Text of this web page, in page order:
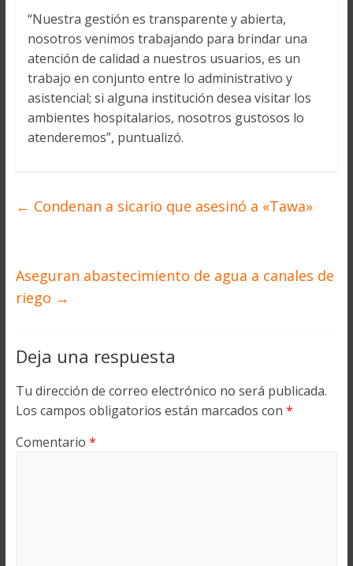
“Nuestra gestión es transparente y abierta,
nosotros venimos trabajando para brindar una
atención de calidad a nuestros usuarios, es un
trabajo en conjunto entre lo administrativo y
asistencial; si alguna institución desea visitar los
ambientes hospitalarios, nosotros gustosos lo
atenderemos”, puntualizó.
← Condenan a sicario que asesinó a «Tawa»
Aseguran abastecimiento de agua a canales de
riego →
Deja una respuesta
Tu dirección de correo electrónico no será publicada.
Los campos obligatorios están marcados con *
Comentario *